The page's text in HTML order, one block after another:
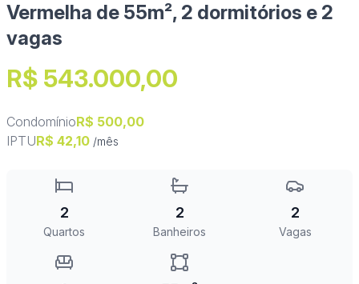
Vermelha de 55m², 2 dormitórios e 2
vagas
R$ 543.000,00
CondomínioR$ 500,00
IPTUR$ 42,10 /mês
2
Quartos
2
Banheiros
2
Vagas